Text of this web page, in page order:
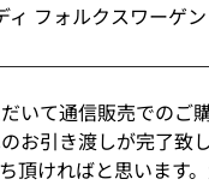
フォルクスワーゲ
いて通信販売でのご
お引き渡しが完了致
頂ければと思います